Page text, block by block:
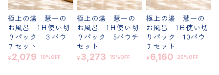
Contact
Category
単発購入
極上の湯 慧一の
お風呂 1日使い切
りパック ３パウ
チセット
¥ 2,079 10%OFF
極上の湯 慧一の
お風呂 1日使い切
りパック 5パウチ
セット
¥ 3,273 15%OFF
極上の湯 慧一の
お風呂 1日使い切
りパック 10パウ
チセット
¥ 6,160 20%OFF